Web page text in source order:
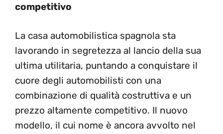
competitivo
La casa automobilistica spagnola sta
lavorando in segretezza al lancio della sua
ultima utilitaria, puntando a conquistare il
cuore degli automobilisti con una
combinazione di qualità costruttiva e un
prezzo altamente competitivo. Il nuovo
modello, il cui nome è ancora avvolto nel